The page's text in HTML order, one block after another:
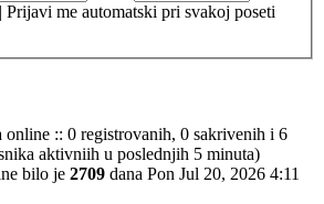
| Prijavi me automatski pri svakoj poseti
online :: 0 registrovanih, 0 sakrivenih i 6
aktivniih u poslednjih 5 minuta)
bilo je 2709 dana Pon Jul 20, 2026 4:11